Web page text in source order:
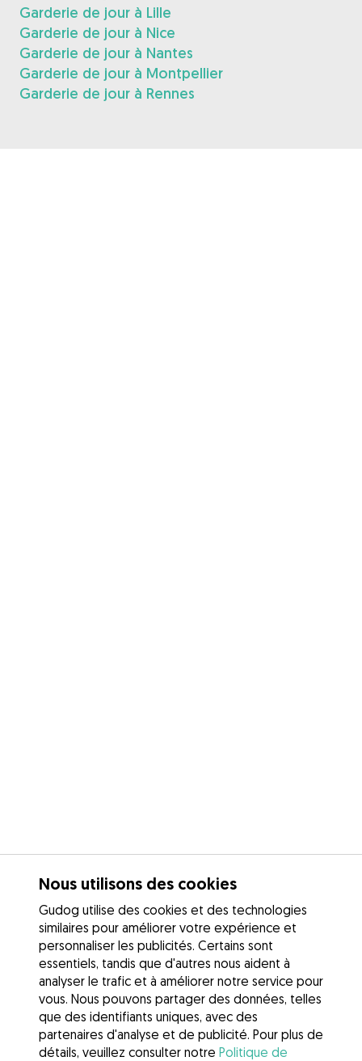
Nous utilisons des cookies
Gudog utilise des cookies et des technologies
similaires pour améliorer votre expérience et
personnaliser les publicités. Certains sont
essentiels, tandis que d'autres nous aident à
analyser le trafic et à améliorer notre service pour
vous. Nous pouvons partager des données, telles
que des identifiants uniques, avec des
partenaires d'analyse et de publicité. Pour plus de
détails, veuillez consulter notre Politique de
Garderie de jour à Lille
Garderie de jour à Nice
Garderie de jour à Nantes
Garderie de jour à Montpellier
Garderie de jour à Rennes